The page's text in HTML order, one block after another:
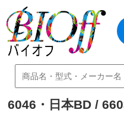
中古機器検索
6046・日本BD /